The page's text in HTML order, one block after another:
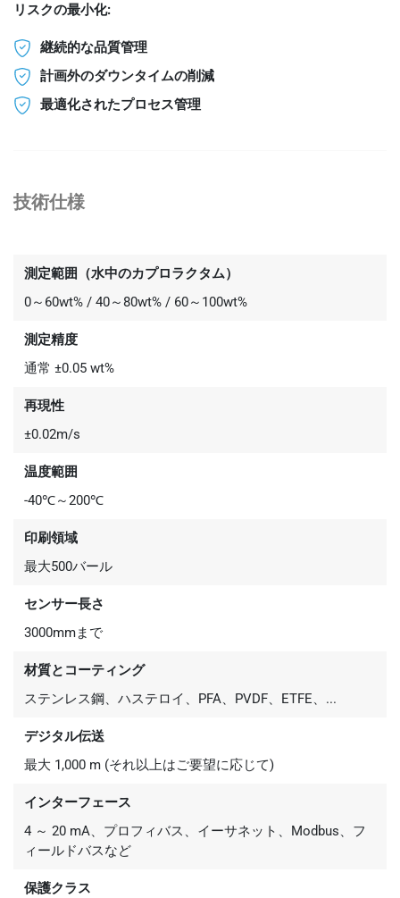
リスクの最小化:
継続的な品質管理
計画外のダウンタイムの削減
最適化されたプロセス管理
技術仕様
測定範囲（水中のカプロラクタム）
0～60wt% / 40～80wt% / 60～100wt%
測定精度
通常 ±0.05 wt%
再現性
±0.02m/s
温度範囲
-40℃～200℃
印刷領域
最大500バール
センサー長さ
3000mmまで
材質とコーティング
ステンレス鋼、ハステロイ、PFA、PVDF、ETFE、...
デジタル伝送
最大 1,000 m (それ以上はご要望に応じて)
インターフェース
4 ～ 20 mA、プロフィバス、イーサネット、Modbus、フ
ィールドバスなど
保護クラス